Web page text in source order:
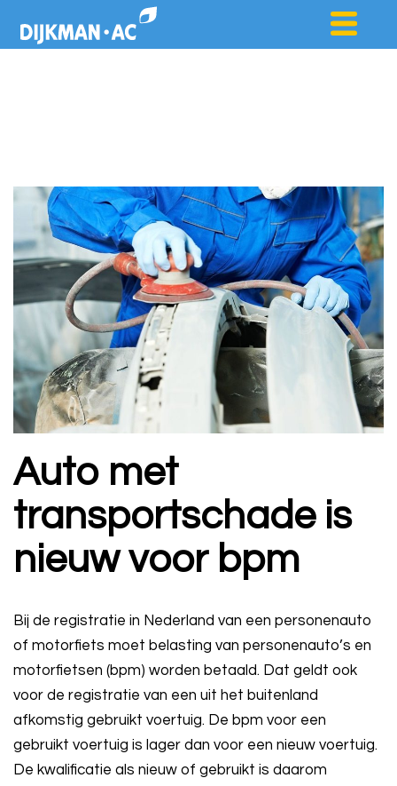
Auto met
transportschade is
nieuw voor bpm
Bij de registratie in Nederland van een personenauto
of motorfiets moet belasting van personenauto’s en
motorfietsen (bpm) worden betaald. Dat geldt ook
voor de registratie van een uit het buitenland
afkomstig gebruikt voertuig. De bpm voor een
gebruikt voertuig is lager dan voor een nieuw voertuig.
De kwalificatie als nieuw of gebruikt is daarom